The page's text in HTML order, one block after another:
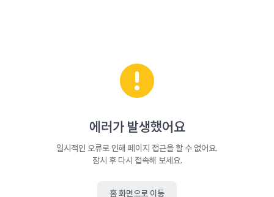
에러가 발생했어요
일시적인 오류로 인해 페이지 접근을 할 수 없어요.
잠시 후 다시 접속해 보세요.
홈 화면으로 이동